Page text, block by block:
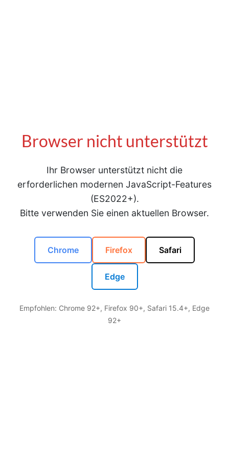
Browser nicht unterstützt
Ihr Browser unterstützt nicht die
erforderlichen modernen JavaScript-Features
(ES2022+).
Bitte verwenden Sie einen aktuellen Browser.
Chrome Firefox Safari
Edge
Empfohlen: Chrome 92+, Firefox 90+, Safari 15.4+, Edge
92+